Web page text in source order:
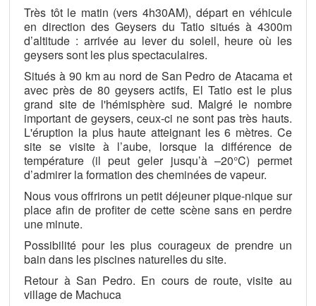
Très tôt le matin (vers 4h30AM), départ en véhicule
en direction des Geysers du Tatio situés à 4300m
d’altitude : arrivée au lever du soleil, heure où les
geysers sont les plus spectaculaires.
Situés à 90 km au nord de San Pedro de Atacama et
avec près de 80 geysers actifs, El Tatio est le plus
grand site de l'hémisphère sud. Malgré le nombre
important de geysers, ceux-ci ne sont pas très hauts.
L'éruption la plus haute atteignant les 6 mètres. Ce
site se visite à l’aube, lorsque la différence de
température (il peut geler jusqu’à –20°C) permet
d’admirer la formation des cheminées de vapeur.
Nous vous offrirons un petit déjeuner pique-nique sur
place afin de profiter de cette scène sans en perdre
une minute.
Possibilité pour les plus courageux de prendre un
bain dans les piscines naturelles du site.
Retour à San Pedro. En cours de route, visite au
village de Machuca